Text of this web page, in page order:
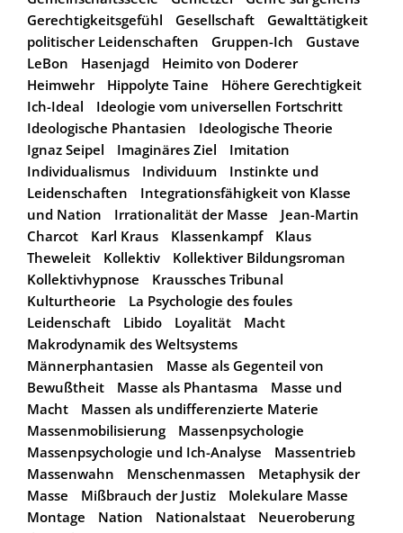
Gerechtigkeitsgefühl
Gesellschaft
Gewalttätigkeit
politischer Leidenschaften
Gruppen-Ich
Gustave
LeBon
Hasenjagd
Heimito von Doderer
Heimwehr
Hippolyte Taine
Höhere Gerechtigkeit
Ich-Ideal
Ideologie vom universellen Fortschritt
Ideologische Phantasien
Ideologische Theorie
Ignaz Seipel
Imaginäres Ziel
Imitation
Individualismus
Individuum
Instinkte und
Leidenschaften
Integrationsfähigkeit von Klasse
und Nation
Irrationalität der Masse
Jean-Martin
Charcot
Karl Kraus Klassenkampf
Klaus
Theweleit
Kollektiv
Kollektiver Bildungsroman
Kollektivhypnose
Kraussches Tribunal
Kulturtheorie
La Psychologie des foules
Leidenschaft
Libido Loyalität
Macht
Makrodynamik des Weltsystems
Männerphantasien
Masse als Gegenteil von
Bewußtheit
Masse als Phantasma
Masse und
Macht
Massen als undifferenzierte Materie
Massenmobilisierung
Massenpsychologie
Massenpsychologie und Ich-Analyse
Massentrieb
Massenwahn
Menschenmassen
Metaphysik der
Masse
Mißbrauch der Justiz
Molekulare Masse
Montage
Nation Nationalstaat
Neueroberung